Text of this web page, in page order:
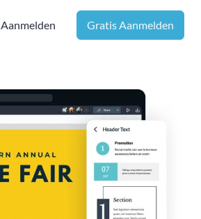
Aanmelden Gratis Aanmelden